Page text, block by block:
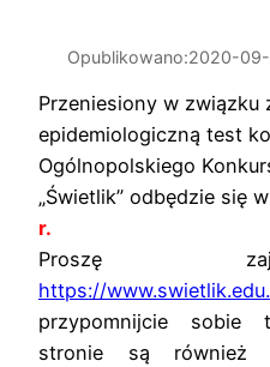
Opublikowano:2020-
Przeniesiony w związku
epidemiologiczną test
Ogólnopolskiego
„Świetlik” odbędzie się
r.
Proszę
https://
przypomnijcie sobie
stronie są